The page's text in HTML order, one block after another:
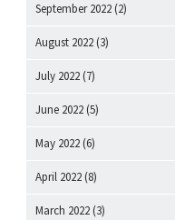
September 2022 (2)
August 2022 (3)
July 2022 (7)
June 2022 (5)
May 2022 (6)
April 2022 (8)
March 2022 (3)